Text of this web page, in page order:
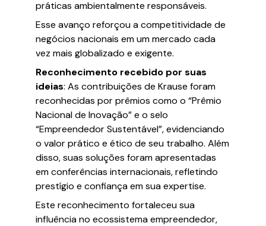
práticas ambientalmente responsáveis.
Esse avanço reforçou a competitividade de
negócios nacionais em um mercado cada
vez mais globalizado e exigente.
Reconhecimento recebido por suas
ideias: As contribuições de Krause foram
reconhecidas por prêmios como o “Prêmio
Nacional de Inovação” e o selo
“Empreendedor Sustentável”, evidenciando
o valor prático e ético de seu trabalho. Além
disso, suas soluções foram apresentadas
em conferências internacionais, refletindo
prestígio e confiança em sua expertise.
Este reconhecimento fortaleceu sua
influência no ecossistema empreendedor,